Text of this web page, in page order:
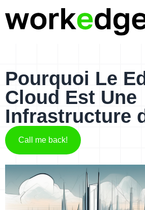
Pourquoi Le
Cloud Est Une
Infrastructure
Call me back!